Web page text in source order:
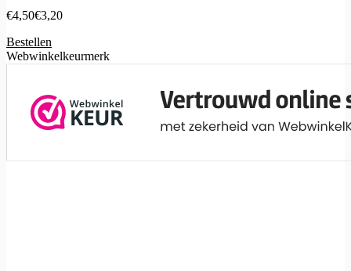
€4,50€3,20
Bestellen
Webwinkelkeurmerk